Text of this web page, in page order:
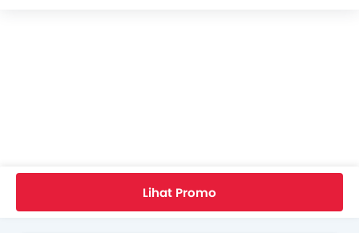
Lihat Promo
Cari Mobil Lain